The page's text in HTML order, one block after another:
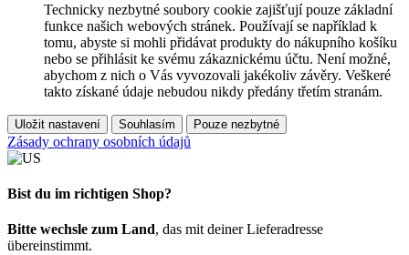
Technicky nezbytné soubory cookie zajišťují pouze základní
funkce našich webových stránek. Používají se například k
tomu, abyste si mohli přidávat produkty do nákupního košíku
nebo se přihlásit ke svému zákaznickému účtu. Není možné,
abychom z nich o Vás vyvozovali jakékoliv závěry. Veškeré
takto získané údaje nebudou nikdy předány třetím stranám.
Uložit nastavení Souhlasím Pouze nezbytné
Zásady ochrany osobních údajů
Bist du im richtigen Shop?
Bitte wechsle zum Land, das mit deiner Lieferadresse
übereinstimmt.